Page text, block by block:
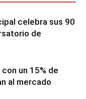
celebra sus 90
de
un 15% de
al mercado